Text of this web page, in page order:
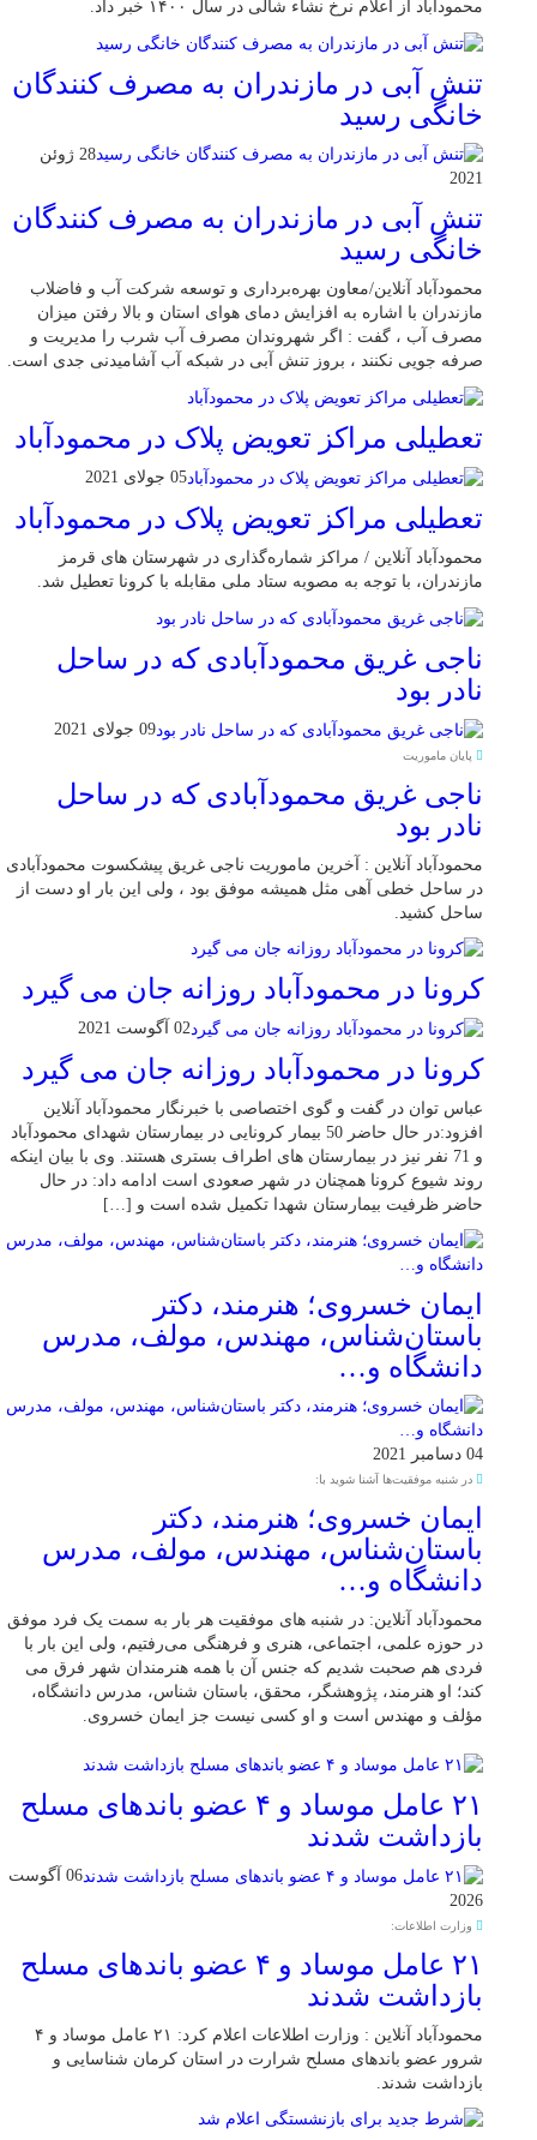
محمودآباد از اعلام نرخ نشاء شالی در سال ۱۴۰۰ خبر داد.
تنش آبی در مازندران به مصرف كنندگان
خانگی رسيد
28 ژوئن
2021
تنش آبی در مازندران به مصرف كنندگان
خانگی رسيد
محمودآباد آنلاین/معاون بهره‌برداری و توسعه شرکت آب و فاضلاب
مازندران با اشاره به افزایش دمای هوای استان و بالا رفتن میزان
مصرف آب ، گفت : اگر شهروندان مصرف آب شرب را مدیریت و
صرفه جویی نکنند ، بروز تنش آبی در شبکه آب آشامیدنی جدی است.
تعطیلی مراکز تعویض پلاک در محمودآباد
05 جولای 2021
تعطیلی مراکز تعویض پلاک در محمودآباد
محمودآباد آنلاین / مراکز شماره‌گذاری در شهر‌ستان های قرمز
مازندران، با توجه به مصوبه ستاد ملی مقابله با کرونا تعطیل شد.
ناجی غریق محمودآبادی که در ساحل
نادر بود
09 جولای 2021
پایان ماموریت
ناجی غریق محمودآبادی که در ساحل
نادر بود
محمودآباد آنلاین : آخرین ماموریت ناجی غریق پیشکسوت محمودآبادی
در ساحل خطی آهی مثل همیشه موفق بود ، ولی این بار او دست از
ساحل کشید.
کرونا در محمودآباد روزانه جان می گیرد
02 آگوست 2021
کرونا در محمودآباد روزانه جان می گیرد
عباس توان در گفت و گوی اختصاصی با خبرنگار محمودآباد آنلاین
افزود:در حال حاضر 50 بیمار کرونایی در بیمارستان شهدای محمودآباد
و 71 نفر نیز در بیمارستان های اطراف بستری هستند. وی با بیان اینکه
روند شیوع کرونا همچنان در شهر صعودی است ادامه داد: در حال
حاضر ظرفیت بیمارستان شهدا تکمیل شده است و […]
ایمان خسروی؛ هنرمند، دکتر
باستان‌شناس، مهندس، مولف، مدرس
دانشگاه و…
04 دسامبر 2021
در شنبه موفقیت‌ها آشنا شوید با:
ایمان خسروی؛ هنرمند، دکتر
باستان‌شناس، مهندس، مولف، مدرس
دانشگاه و…
محمودآباد آنلاین: در شنبه های موفقیت هر بار به سمت یک فرد موفق
در حوزه علمی، اجتماعی، هنری و فرهنگی می‌رفتیم، ولی این بار با
فردی هم صحبت شدیم که جنس آن با همه هنرمندان شهر فرق می
کند؛ او هنرمند، پژوهشگر، محقق، باستان شناس، مدرس دانشگاه،
مؤلف و مهندس است و او کسی نیست جز ایمان خسروی.
۲۱ عامل موساد و ۴ عضو باند‌های مسلح
بازداشت شدند
06 آگوست
2026
وزارت اطلاعات:
۲۱ عامل موساد و ۴ عضو باند‌های مسلح
بازداشت شدند
محمودآباد آنلاین : وزارت اطلاعات اعلام کرد: ۲۱ عامل موساد و ۴
شرور عضو باند‌های مسلح شرارت در استان کرمان شناسایی و
بازداشت شدند.